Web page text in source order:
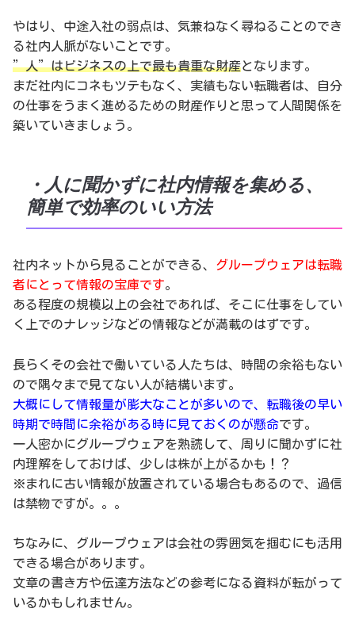
やはり、中途入社の弱点は、気兼ねなく尋ねることのでき
る社内人脈がないことです。
”人”はビジネスの上で最も貴重な財産となります。
まだ社内にコネもツテもなく、実績もない転職者は、自分
の仕事をうまく進めるための財産作りと思って人間関係を
築いていきましょう。
・人に聞かずに社内情報を集める、
簡単で効率のいい方法
社内ネットから見ることができる、 グループウェアは転職
者にとって情報の宝庫です。
ある程度の規模以上の会社であれば、そこに仕事をしてい
く上でのナレッジなどの情報などが満載のはずです。
長らくその会社で働いている人たちは、時間の余裕もない
ので隅々まで見てない人が結構います。
大概にして情報量が膨大なことが多いので、転職後の早い
時期で時間に余裕がある時に見ておくのが懸命です。
一人密かにグループウェアを熟読して、周りに聞かずに社
内理解をしておけば、少しは株が上がるかも！？
※まれに古い情報が放置されている場合もあるので、過信
は禁物ですが。。。
ちなみに、グループウェアは会社の雰囲気を掴むにも活用
できる場合があります。
文章の書き方や伝達方法などの参考になる資料が転がって
いるかもしれません。